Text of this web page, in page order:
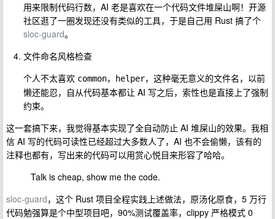
用来限制代码行数，AI 老是喜欢在一个代码文件堆屎山啊！开源
社区逛了一圈发现还没有类似的工具，于是自己用 Rust 搞了个
sloc-guard。
文件命名风格检查
个人不太喜欢 common， helper，这种毫无意义的文件名，以前
懒还能忍，自从代码基本都让 AI 写之后，索性也是直接上了强制
约束。
这一套搞下来，我觉得基本实现了全自动防止 AI 堆屎山的效果。我相
信 AI 写的代码可读性已经超过大多数人了，AI 也不会偷懒，该有的
注释也都有，写出来的代码可以用赏心悦目来形容了哈哈。
Talk is cheap, show me the code.
sloc-guard，这个 Rust 项目全程实践上述做法，原汤化原食，5 万行
代码勉强算是个中型项目吧，90%测试覆盖率，clippy 严格模式 0